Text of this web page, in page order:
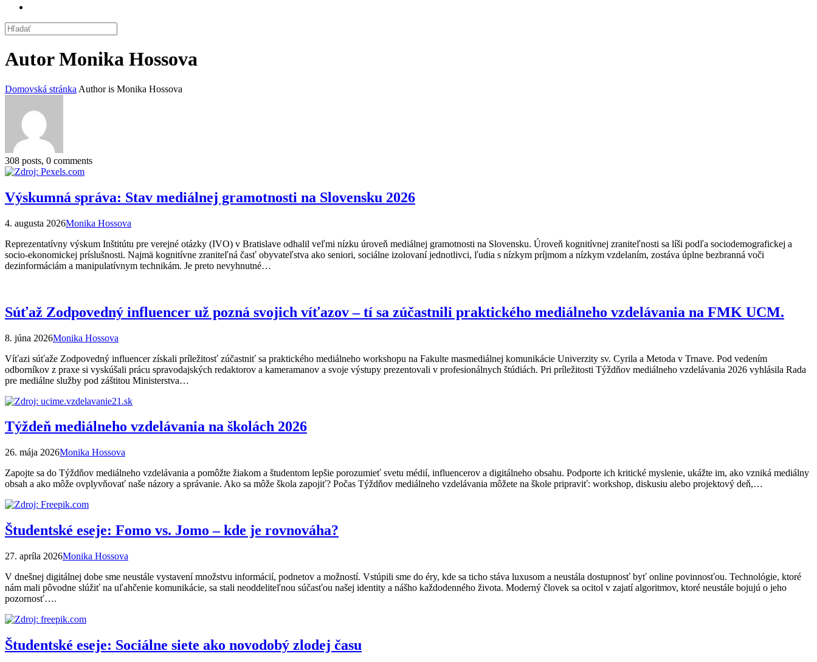
AutorMonika Hossova
Domovská stránka Author is Monika Hossova
308 posts, 0 comments
Výskumná správa: Stav mediálnej gramotnosti na Slovensku 2026
4. augusta 2026Monika Hossova
Reprezentatívny výskum Inštitútu pre verejné otázky (IVO) v Bratislave odhalil veľmi nízku úroveň mediálnej gramotnosti na Slovensku. Úroveň kognitívnej zraniteľnosti sa líši podľa sociodemografickej a
socio-ekonomickej príslušnosti. Najmä kognitívne zraniteľná časť obyvateľstva ako seniori, sociálne izolovaní jednotlivci, ľudia s nízkym príjmom a nízkym vzdelaním, zostáva úplne bezbranná voči
dezinformáciám a manipulatívnym technikám. Je preto nevyhnutné…
Súťaž Zodpovedný influencer už pozná svojich víťazov – tí sa zúčastnili praktického mediálneho vzdelávania na FMK UCM.
8. júna 2026Monika Hossova
Víťazi súťaže Zodpovedný influencer získali príležitosť zúčastniť sa praktického mediálneho workshopu na Fakulte masmediálnej komunikácie Univerzity sv. Cyrila a Metoda v Trnave. Pod vedením
odborníkov z praxe si vyskúšali prácu spravodajských redaktorov a kameramanov a svoje výstupy prezentovali v profesionálnych štúdiách. Pri príležitosti Týždňov mediálneho vzdelávania 2026 vyhlásila Rada
pre mediálne služby pod záštitou Ministerstva…
Týždeň mediálneho vzdelávania na školách 2026
26. mája 2026Monika Hossova
Zapojte sa do Týždňov mediálneho vzdelávania a pomôžte žiakom a študentom lepšie porozumieť svetu médií, influencerov a digitálneho obsahu. Podporte ich kritické myslenie, ukážte im, ako vzniká mediálny
obsah a ako môže ovplyvňovať naše názory a správanie. Ako sa môže škola zapojiť? Počas Týždňov mediálneho vzdelávania môžete na škole pripraviť: workshop, diskusiu alebo projektový deň,…
Študentské eseje: Fomo vs. Jomo – kde je rovnováha?
27. apríla 2026Monika Hossova
V dnešnej digitálnej dobe sme neustále vystavení množstvu informácií, podnetov a možností. Vstúpili sme do éry, kde sa ticho stáva luxusom a neustála dostupnosť byť online povinnosťou. Technológie, ktoré
nám mali pôvodne slúžiť na uľahčenie komunikácie, sa stali neoddeliteľnou súčasťou našej identity a nášho každodenného života. Moderný človek sa ocitol v zajatí algoritmov, ktoré neustále bojujú o jeho
pozornosť….
Študentské eseje: Sociálne siete ako novodobý zlodej času